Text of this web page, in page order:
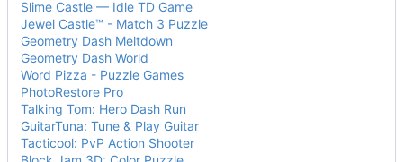
Slime Castle — Idle TD Game
Jewel Castle™ - Match 3 Puzzle
Geometry Dash Meltdown
Geometry Dash World
Word Pizza - Puzzle Games
PhotoRestore Pro
Talking Tom: Hero Dash Run
GuitarTuna: Tune & Play Guitar
Tacticool: PvP Action Shooter